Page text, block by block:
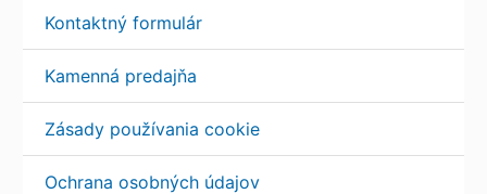
Kontaktný formulár
Kamenná predajňa
Zásady používania cookie
Ochrana osobných údajov